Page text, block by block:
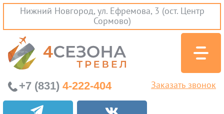
Нижний Новгород, ул. Ефремова, 3 (ост. Центр
Сормово)
Экскурсионные туры
+7 (831) 4-222-404 Заказать звонок